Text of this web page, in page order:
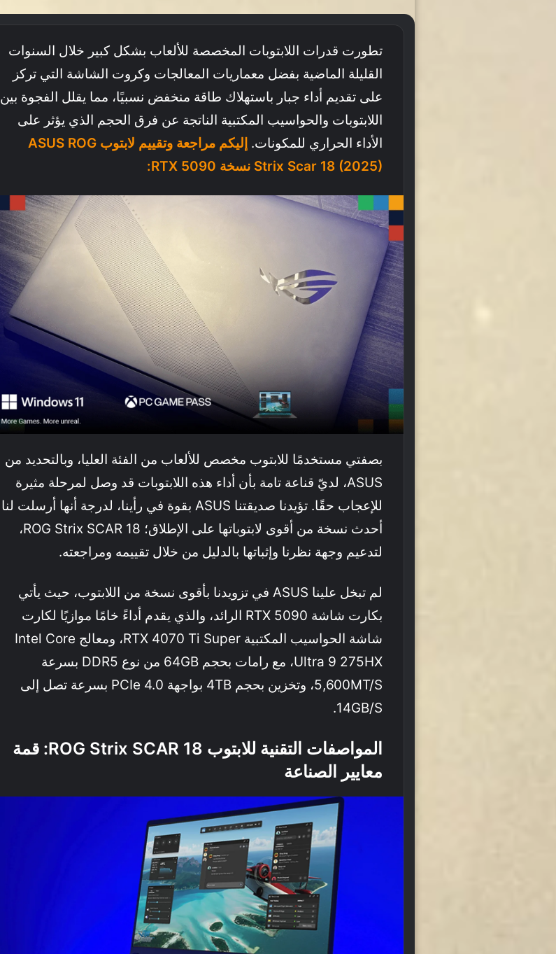
تطورت قدرات اللابتوبات المخصصة للألعاب بشكل كبير خلال السنوات
القليلة الماضية بفضل معماريات المعالجات وكروت الشاشة التي تركز
على تقديم أداء جبار باستهلاك طاقة منخفض نسبيًا، مما يقلل الفجوة بين
اللابتوبات والحواسيب المكتبية الناتجة عن فرق الحجم الذي يؤثر على
الأداء الحراري للمكونات.
إليكم مراجعة وتقييم لابتوب ASUS ROG
Strix Scar 18 (2025) نسخة RTX 5090:
بصفتي مستخدمًا للابتوب مخصص للألعاب من الفئة العليا، وبالتحديد من
ASUS، لديّ قناعة تامة بأن أداء هذه اللابتوبات قد وصل لمرحلة مثيرة
للإعجاب حقًا. تؤيدنا صديقتنا ASUS بقوة في رأينا، لدرجة أنها أرسلت لنا
أحدث نسخة من أقوى لابتوباتها على الإطلاق؛ ROG Strix SCAR 18،
لتدعيم وجهة نظرنا وإثباتها بالدليل من خلال تقييمه ومراجعته.
لم تبخل علينا ASUS في تزويدنا بأقوى نسخة من اللابتوب، حيث يأتي
بكارت شاشة RTX 5090 الرائد، والذي يقدم أداءً خامًا موازيًا لكارت
شاشة الحواسيب المكتبية RTX 4070 Ti Super، ومعالج Intel Core
Ultra 9 275HX، مع رامات بحجم 64GB من نوع DDR5 بسرعة
5,600MT/s، وتخزين بحجم 4TB بواجهة PCIe 4.0 بسرعة تصل إلى
14GB/s.
المواصفات التقنية للابتوب ROG Strix SCAR 18: قمة
معايير الصناعة